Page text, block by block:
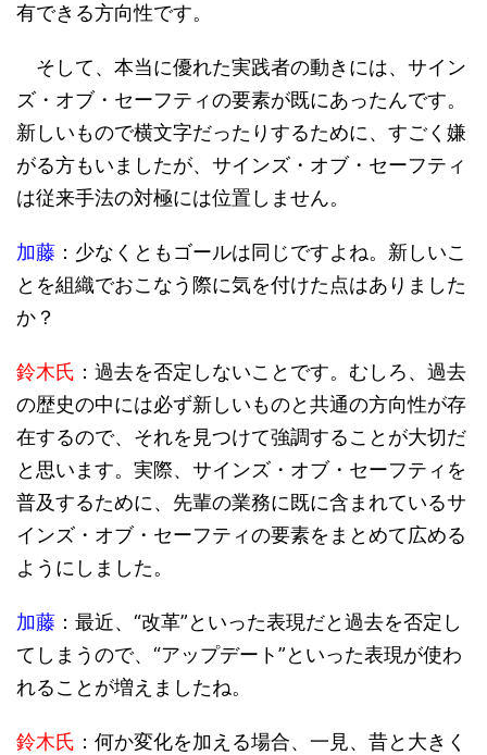
有できる方向性です。
そして、本当に優れた実践者の動きには、サイン
ズ・オブ・セーフティの要素が既にあったんです。
新しいもので横文字だったりするために、すごく嫌
がる方もいましたが、サインズ・オブ・セーフティ
は従来手法の対極には位置しません。
加藤 ：少なくともゴールは同じですよね。新しいこ
とを組織でおこなう際に気を付けた点はありました
か？
鈴木氏 ：過去を否定しないことです。むしろ、過去
の歴史の中には必ず新しいものと共通の方向性が存
在するので、それを見つけて強調することが大切だ
と思います。実際、サインズ・オブ・セーフティを
普及するために、先輩の業務に既に含まれているサ
インズ・オブ・セーフティの要素をまとめて広める
ようにしました。
加藤 ：最近、“改革”といった表現だと過去を否定し
てしまうので、“アップデート”といった表現が使わ
れることが増えましたね。
鈴木氏 ：何か変化を加える場合、一見、昔と大きく